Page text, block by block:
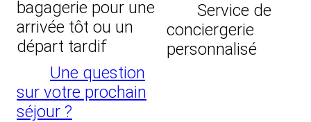
bagagerie pour une
arrivée tôt ou un
départ tardif
Une question
sur votre prochain
séjour ?
Service de
conciergerie
personnalisé